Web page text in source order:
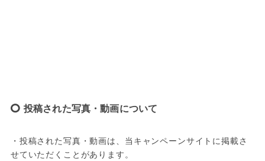
投稿された写真・動画について
・投稿された写真・動画は、当キャンペーンサイトに掲載さ
せていただくことがあります。